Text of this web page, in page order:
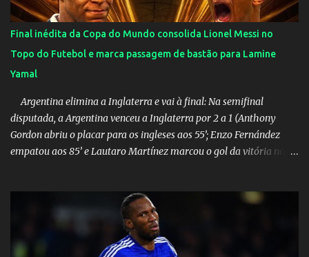
e no dia seguinte foi feita a live que eu não pude ir, porque estava
me sentindo mal", explicou Huma. A notícia da separação de
Gusttavo Lima e Andressa Suita foi divulgada no dia 9 de outubro.
A relação chegou ao fim após cinco anos e houve rumores de uma
suposta traição do canto...
Final inédita da Copa do Mundo consolida Lionel Messi no
Topo do Futebol e marca passagem de bastão para Lamine
Yamal
Argentina elimina a Inglaterra e vai à final: Na semifinal
disputada, a Argentina venceu a Inglaterra por 2 a 1 (Anthony
Gordon abriu o placar para os ingleses aos 55’; Enzo Fernández
empatou aos 85’ e Lautaro Martínez marcou o gol da vitória nos
Inglaterra durante o jogo.